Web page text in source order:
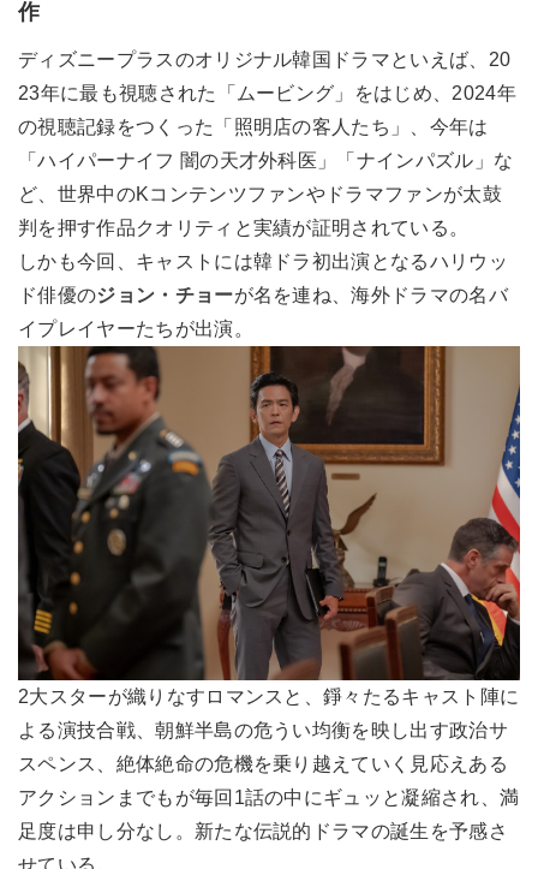
作
ディズニープラスのオリジナル韓国ドラマといえば、20
23年に最も視聴された「ムービング」をはじめ、2024年
の視聴記録をつくった「照明店の客人たち」、今年は
「ハイパーナイフ 闇の天才外科医」「ナインパズル」な
ど、世界中のKコンテンツファンやドラマファンが太鼓
判を押す作品クオリティと実績が証明されている。
しかも今回、キャストには韓ドラ初出演となるハリウッ
ド俳優のジョン・チョーが名を連ね、海外ドラマの名バ
イプレイヤーたちが出演。
2大スターが織りなすロマンスと、錚々たるキャスト陣に
よる演技合戦、朝鮮半島の危うい均衡を映し出す政治サ
スペンス、絶体絶命の危機を乗り越えていく見応えある
アクションまでもが毎回1話の中にギュッと凝縮され、満
足度は申し分なし。新たな伝説的ドラマの誕生を予感さ